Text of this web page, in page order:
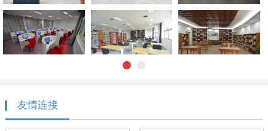
友情连接